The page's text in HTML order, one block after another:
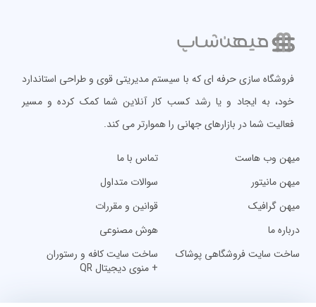
فروشگاه سازی حرفه ای که با سیستم مدیریتی قوی و طراحی استاندارد
خود، به ایجاد و یا رشد کسب کار آنلاین شما کمک کرده و مسیر
فعالیت شما در بازارهای جهانی را هموارتر می کند.
میهن وب هاست
میهن مانیتور
میهن گرافیک
درباره ما
تماس با ما
سوالات متداول
قوانین و مقررات
هوش مصنوعی
ساخت سایت فروشگاهی پوشاک
ساخت سایت کافه و رستوران
+ منوی دیجیتال QR